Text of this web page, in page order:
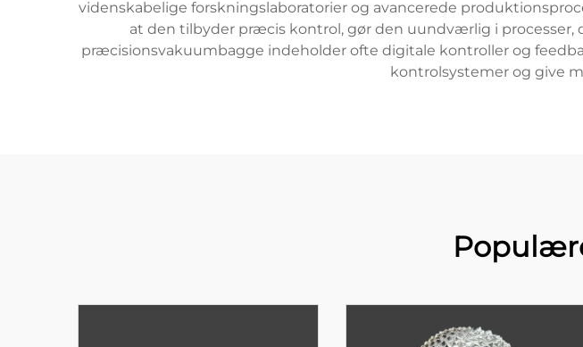
videnskabelige forskningslaboratorier og avancerede
at den tilbyder præcis kontrol, gør den uundværlig i
præcisionsvakuumbagge indeholder ofte digitale kontroller og
kontrolsystemer og give